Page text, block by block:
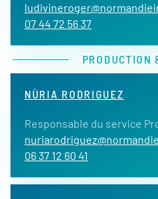
07 44 72 56 37
PRODUCTION
NÙRIA RODRIGUEZ
Responsable du service
06 37 12 60 41